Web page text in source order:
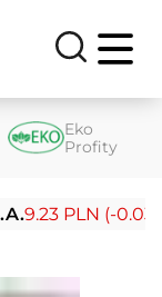
Eko
Profity
9.23 PLN (-0.03%)